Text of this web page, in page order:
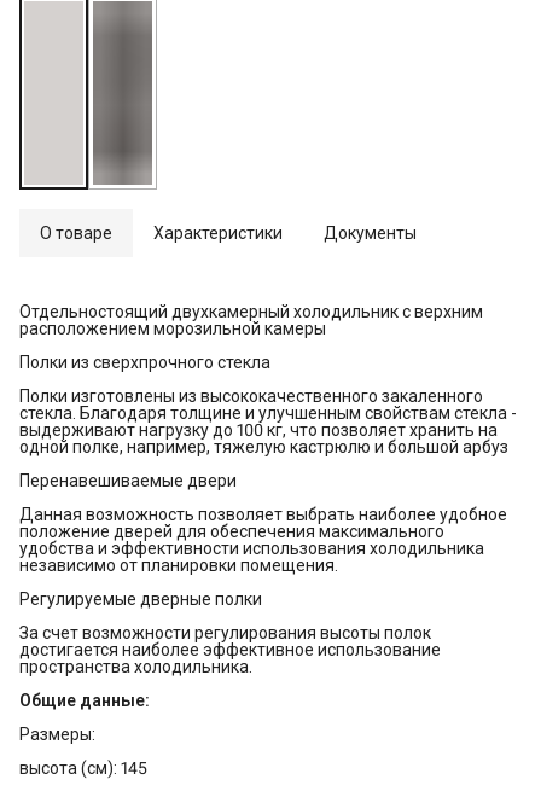
О товаре Характеристики Документы
Отдельностоящий двухкамерный холодильник с верхним
расположением морозильной камеры
Полки из сверхпрочного стекла
Полки изготовлены из высококачественного закаленного
стекла. Благодаря толщине и улучшенным свойствам стекла -
выдерживают нагрузку до 100 кг, что позволяет хранить на
одной полке, например, тяжелую кастрюлю и большой арбуз
Перенавешиваемые двери
Данная возможность позволяет выбрать наиболее удобное
положение дверей для обеспечения максимального
удобства и эффективности использования холодильника
независимо от планировки помещения.
Регулируемые дверные полки
За счет возможности регулирования высоты полок
достигается наиболее эффективное использование
пространства холодильника.
Общие данные:
Размеры:
высота (см): 145